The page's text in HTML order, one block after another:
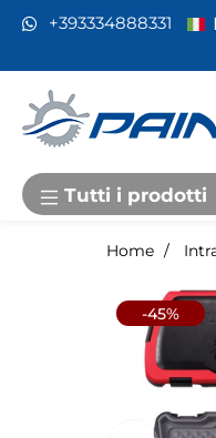
+393334888331
Tutti i prodotti
Home
-45%